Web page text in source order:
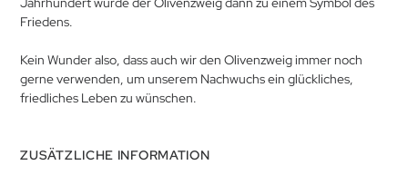
Friedens.
Kein Wunder also, dass auch wir den Olivenzweig immer noch
gerne verwenden, um unserem Nachwuchs ein glückliches,
friedliches Leben zu wünschen.
ZUSÄTZLICHE INFORMATION